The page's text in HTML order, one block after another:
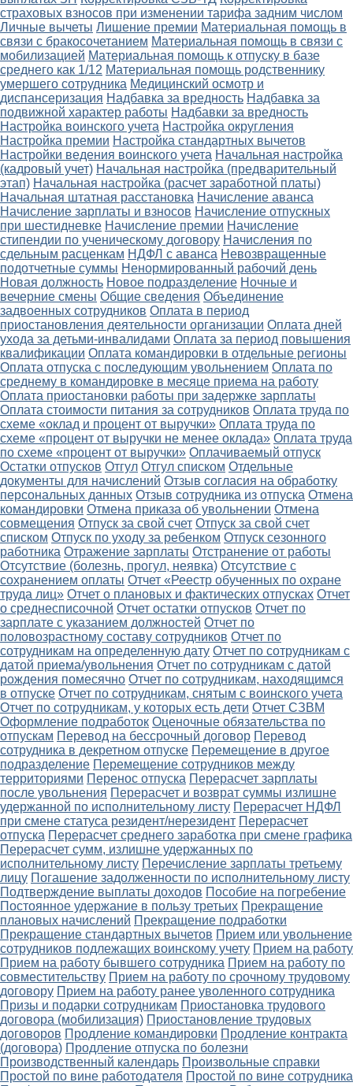
страховых взносов при изменении тарифа задним числом
Личные вычеты Лишение премии Материальная помощь в
связи с бракосочетанием Материальная помощь в связи с
мобилизацией Материальная помощь к отпуску в базе
среднего как 1/12 Материальная помощь родственнику
умершего сотрудника Медицинский осмотр и
диспансеризация Надбавка за вредность Надбавка за
подвижной характер работы Надбавки за вредность
Настройка воинского учета Настройка округления
Настройка премии Настройка стандартных вычетов
Настройки ведения воинского учета Начальная настройка
(кадровый учет) Начальная настройка (предварительный
этап) Начальная настройка (расчет заработной платы)
Начальная штатная расстановка Начисление аванса
Начисление зарплаты и взносов Начисление отпускных
при шестидневке Начисление премии Начисление
стипендии по ученическому договору Начисления по
сдельным расценкам НДФЛ с аванса Невозвращенные
подотчетные суммы Ненормированный рабочий день
Новая должность Новое подразделение Ночные и
вечерние смены Общие сведения Объединение
задвоенных сотрудников Оплата в период
приостановления деятельности организации Оплата дней
ухода за детьми-инвалидами Оплата за период повышения
квалификации Оплата командировки в отдельные регионы
Оплата отпуска с последующим увольнением Оплата по
среднему в командировке в месяце приема на работу
Оплата приостановки работы при задержке зарплаты
Оплата стоимости питания за сотрудников Оплата труда по
схеме «оклад и процент от выручки» Оплата труда по
схеме «процент от выручки не менее оклада» Оплата труда
по схеме «процент от выручки» Оплачиваемый отпуск
Остатки отпусков Отгул Отгул списком Отдельные
документы для начислений Отзыв согласия на обработку
персональных данных Отзыв сотрудника из отпуска Отмена
командировки Отмена приказа об увольнении Отмена
совмещения Отпуск за свой счет Отпуск за свой счет
списком Отпуск по уходу за ребенком Отпуск сезонного
работника Отражение зарплаты Отстранение от работы
Отсутствие (болезнь, прогул, неявка) Отсутствие с
сохранением оплаты Отчет «Реестр обученных по охране
труда лиц» Отчет о плановых и фактических отпусках Отчет
о среднесписочной Отчет остатки отпусков Отчет по
зарплате с указанием должностей Отчет по
половозрастному составу сотрудников Отчет по
сотрудникам на определенную дату Отчет по сотрудникам с
датой приема/увольнения Отчет по сотрудникам с датой
рождения помесячно Отчет по сотрудникам, находящимся
в отпуске Отчет по сотрудникам, снятым с воинского учета
Отчет по сотрудникам, у которых есть дети Отчет СЗВМ
Оформление подработок Оценочные обязательства по
отпускам Перевод на бессрочный договор Перевод
сотрудника в декретном отпуске Перемещение в другое
подразделение Перемещение сотрудников между
территориями Перенос отпуска Перерасчет зарплаты
после увольнения Перерасчет и возврат суммы излишне
удержанной по исполнительному листу Перерасчет НДФЛ
при смене статуса резидент/нерезидент Перерасчет
отпуска Перерасчет среднего заработка при смене графика
Перерасчет сумм, излишне удержанных по
исполнительному листу Перечисление зарплаты третьему
лицу Погашение задолженности по исполнительному листу
Подтверждение выплаты доходов Пособие на погребение
Постоянное удержание в пользу третьих Прекращение
плановых начислений Прекращение подработки
Прекращение стандартных вычетов Прием или увольнение
сотрудников подлежащих воинскому учету Прием на работу
Прием на работу бывшего сотрудника Прием на работу по
совместительству Прием на работу по срочному трудовому
договору Прием на работу ранее уволенного сотрудника
Призы и подарки сотрудникам Приостановка трудового
договора (мобилизация) Приостановление трудовых
договоров Продление командировки Продление контракта
(договора) Продление отпуска по болезни
Производственный календарь Произвольные справки
Простой по вине работодателя Простой по вине сотрудника